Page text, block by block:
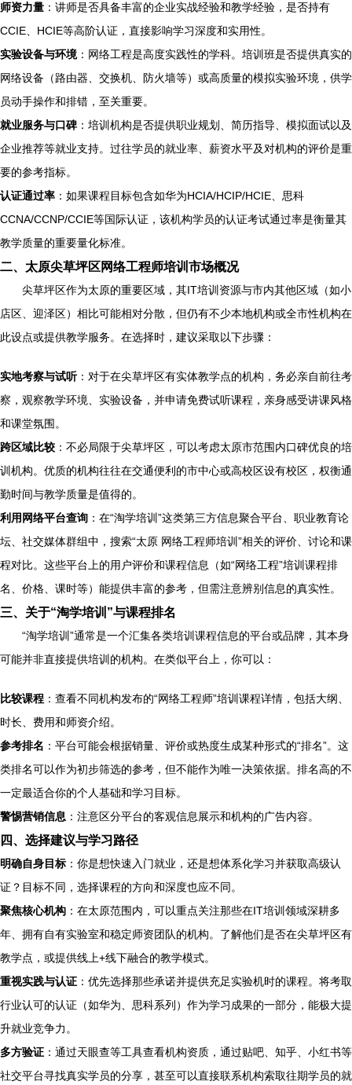
师资力量 ：讲师是否具备丰富的企业实战经验和教学经验，是否持有
CCIE、HCIE等高阶认证，直接影响学习深度和实用性。
实验设备与环境：网络工程是高度实践性的学科。培训班是否提供真实的
网络设备（路由器、交换机、防火墙等）或高质量的模拟实验环境，供学
员动手操作和排错，至关重要。
就业服务与口碑 ：培训机构是否提供职业规划、简历指导、模拟面试以及
企业推荐等就业支持。过往学员的就业率、薪资水平及对机构的评价是重
要的参考指标。
认证通过率 ：如果课程目标包含如华为HCIA/HCIP/HCIE、思科
CCNA/CCNP/CCIE等国际认证，该机构学员的认证考试通过率是衡量其
教学质量的重要量化标准。
二、太原尖草坪区网络工程师培训市场概况
尖草坪区作为太原的重要区域，其IT培训资源与市内其他区域（如小
店区、迎泽区）相比可能相对分散，但仍有不少本地机构或全市性机构在
此设点或提供教学服务。在选择时，建议采取以下步骤：
实地考察与试听：对于在尖草坪区有实体教学点的机构，务必亲自前往考
察，观察教学环境、实验设备，并申请免费试听课程，亲身感受讲课风格
和课堂氛围。
跨区域比较 ：不必局限于尖草坪区，可以考虑太原市范围内口碑优良的培
训机构。优质的机构往往在交通便利的市中心或高校区设有校区，权衡通
勤时间与教学质量是值得的。
利用网络平台查询 ：在“淘学培训”这类第三方信息聚合平台、职业教育论
坛、社交媒体群组中，搜索“太原 网络工程师培训”相关的评价、讨论和课
程对比。这些平台上的用户评价和课程信息（如“网络工程”培训课程排
名、价格、课时等）能提供丰富的参考，但需注意辨别信息的真实性。
三、关于“淘学培训”与课程排名
“淘学培训”通常是一个汇集各类培训课程信息的平台或品牌，其本身
可能并非直接提供培训的机构。在类似平台上，你可以：
比较课程 ：查看不同机构发布的“网络工程师”培训课程详情，包括大纲、
时长、费用和师资介绍。
参考排名 ：平台可能会根据销量、评价或热度生成某种形式的“排名”。这
类排名可以作为初步筛选的参考，但不能作为唯一决策依据。排名高的不
一定最适合你的个人基础和学习目标。
警惕营销信息 ：注意区分平台的客观信息展示和机构的广告内容。
四、选择建议与学习路径
明确自身目标 ：你是想快速入门就业，还是想体系化学习并获取高级认
证？目标不同，选择课程的方向和深度也应不同。
聚焦核心机构 ：在太原范围内，可以重点关注那些在IT培训领域深耕多
年、拥有自有实验室和稳定师资团队的机构。了解他们是否在尖草坪区有
教学点，或提供线上+线下融合的教学模式。
重视实践与认证 ：优先选择那些承诺并提供充足实验机时的课程。将考取
行业认可的认证（如华为、思科系列）作为学习成果的一部分，能极大提
升就业竞争力。
多方验证 ：通过天眼查等工具查看机构资质，通过贴吧、知乎、小红书等
社交平台寻找真实学员的分享，甚至可以直接联系机构索取往期学员的就